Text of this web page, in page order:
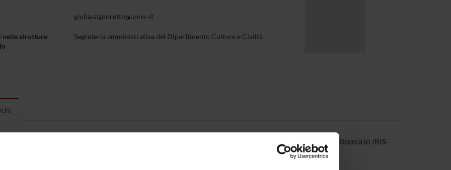
giulia signoretto univr it
nelle strutture
Segreteria amministrativa del Dipartimento Culture e Civiltà
Referente web del Dipartimento, Referente amministrativo prodotti della Ricerca in IRIS -